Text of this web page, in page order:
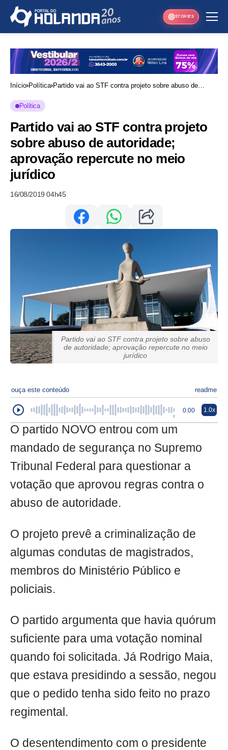
STORIES
Início Política Partido vai ao STF contra projeto sobre abuso de
Política
Partido vai ao STF contra projeto
sobre abuso de autoridade;
aprovação repercute no meio
jurídico
16/08/2019 04h45
Partido vai ao STF contra projeto sobre abuso
de autoridade; aprovação repercute no meio
jurídico
ouça este conteúdo readme
0:00 1.0x
O partido NOVO entrou com um
mandado de segurança no Supremo
Tribunal Federal para questionar a
votação que aprovou regras contra o
abuso de autoridade.
O projeto prevê a criminalização de
algumas condutas de magistrados,
membros do Ministério Público e
policiais.
O partido argumenta que havia quórum
suficiente para uma votação nominal
quando foi solicitada. Já Rodrigo Maia,
que estava presidindo a sessão, negou
que o pedido tenha sido feito no prazo
regimental.
O desentendimento com o presidente